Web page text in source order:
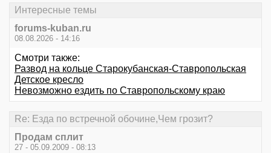
Интересные темы
forums-kuban.ru
08.08.2026 - 14:16
Смотри также:
Развод на кольце Старокубанская-Ставропольская
Детское кресло
Невозможно ездить по Ставропольскому краю
Re: Езда по встречной обочине,Чем грозит?
Продам сплит
27 - 05.09.2009 - 08:13